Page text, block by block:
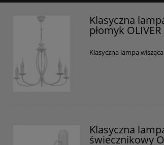
Certyfikaty i ostrzeżenie
Posiada oznaczenie CE (zgodność z
Producent
Starzyńskiego 6
Klasyczna
płomyk
Klasyczna lampa wisząca
Klasyczna
świecznikowy